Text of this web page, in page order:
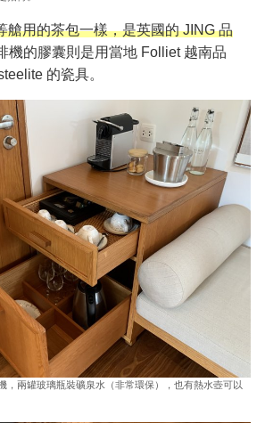
艙用的茶包一樣，是英國的 JING 品
機的膠囊則是用當地 Folliet 越南品
的瓷具。
，兩罐玻璃瓶裝礦泉水（非常環保），也有熱水壺可以